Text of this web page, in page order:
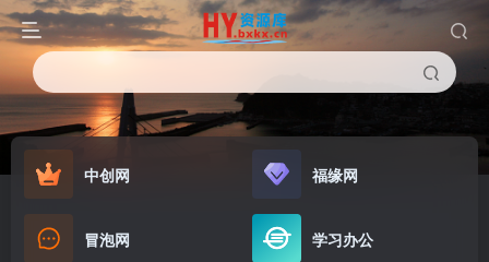
中创网 福缘网
冒泡网 学习办公